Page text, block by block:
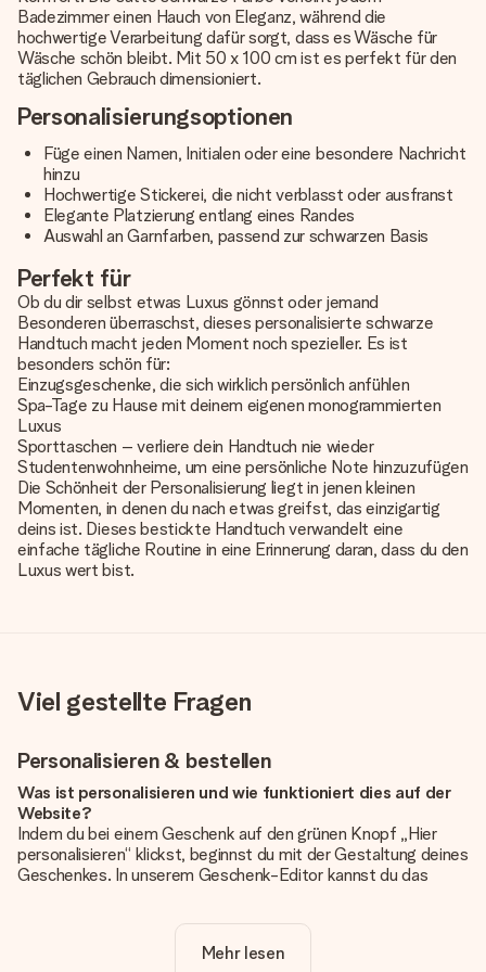
Badezimmer einen Hauch von Eleganz, während die
hochwertige Verarbeitung dafür sorgt, dass es Wäsche für
Wäsche schön bleibt. Mit 50 x 100 cm ist es perfekt für den
täglichen Gebrauch dimensioniert.
Personalisierungsoptionen
Füge einen Namen, Initialen oder eine besondere Nachricht
hinzu
Hochwertige Stickerei, die nicht verblasst oder ausfranst
Elegante Platzierung entlang eines Randes
Auswahl an Garnfarben, passend zur schwarzen Basis
Perfekt für
Ob du dir selbst etwas Luxus gönnst oder jemand
Besonderen überraschst, dieses personalisierte schwarze
Handtuch macht jeden Moment noch spezieller. Es ist
besonders schön für:
Einzugsgeschenke, die sich wirklich persönlich anfühlen
Spa-Tage zu Hause mit deinem eigenen monogrammierten
Luxus
Sporttaschen – verliere dein Handtuch nie wieder
Studentenwohnheime, um eine persönliche Note hinzuzufügen
Die Schönheit der Personalisierung liegt in jenen kleinen
Momenten, in denen du nach etwas greifst, das einzigartig
deins ist. Dieses bestickte Handtuch verwandelt eine
einfache tägliche Routine in eine Erinnerung daran, dass du den
Luxus wert bist.
Viel gestellte Fragen
Personalisieren & bestellen
Was ist personalisieren und wie funktioniert dies auf der
Website?
Indem du bei einem Geschenk auf den grünen Knopf „Hier
personalisieren“ klickst, beginnst du mit der Gestaltung deines
Geschenkes. In unserem Geschenk-Editor kannst du das
noch eines unserer angebotenen Designs, um deinem
Geschenk die perfekte Ausstrahlung zu verleihen.
Mehr lesen